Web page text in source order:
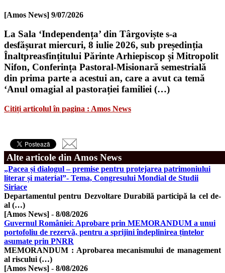
[Amos News] 9/07/2026
La Sala ‘Independența’ din Târgoviște s-a
desfășurat miercuri, 8 iulie 2026, sub președinția
Înaltpreasfințitului Părinte Arhiepiscop și Mitropolit
Nifon, Conferința Pastoral-Misionară semestrială
din prima parte a acestui an, care a avut ca temă
‘Anul omagial al pastorației familiei (…)
Citiți articolul în pagina : Amos News
Alte articole din Amos News
„Pacea și dialogul – premise pentru protejarea patrimoniului
literar și material”- Tema, Congresului Mondial de Studii
Siriace
Departamentul pentru Dezvoltare Durabilă participă la cel de-
al (…)
[Amos News] - 8/08/2026
Guvernul României: Aprobare prin MEMORANDUM a unui
portofoliu de rezervă, pentru a sprijini îndeplinirea țintelor
asumate prin PNRR
MEMORANDUM : Aprobarea mecanismului de management
al riscului (…)
[Amos News] - 8/08/2026